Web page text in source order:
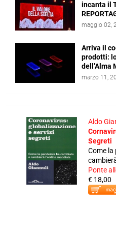
incanta il
maggio 02,
Arriva il
prodotti:
dell’Alma
marzo 11,
Aldo
Segreti
Come la
Ponte
€ 18,00